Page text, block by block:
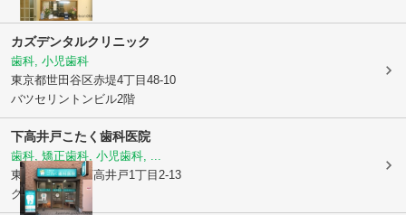
カズデンタルクリニック
歯科, 小児歯科
東京都世田谷区赤堤4丁目48-10
バツセリントンビル2階
下高井戸こたく歯科医院
歯科, 矯正歯科, 小児歯科, ...
東京都杉並区下高井戸1丁目2-13
グリーンコート